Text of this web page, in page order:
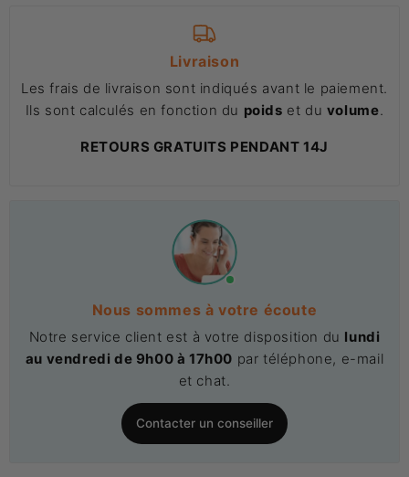
Livraison
Les frais de livraison sont indiqués avant le paiement.
Ils sont calculés en fonction du poids et du volume.
RETOURS GRATUITS PENDANT 14J
Nous sommes à votre écoute
Notre service client est à votre disposition du lundi
au vendredi de 9h00 à 17h00 par téléphone, e-mail
et chat.
Contacter un conseiller